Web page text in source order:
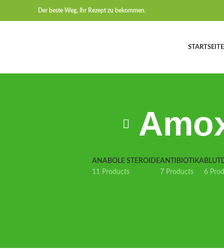
Der beste Weg, Ihr Rezept zu bekommen.
STARTSEITE
ANABOLE STEROIDE
11 Products
ANTIBIOTIKA
7 Products
6